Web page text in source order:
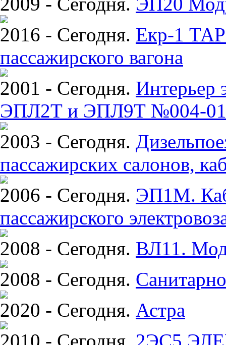
2016 - Сегодня. Екр-1
пассажирского вагона
2001 - Сегодня. Интерьер
ЭПЛ2Т и ЭПЛ9Т №004-
2003 - Сегодня.
пассажирских салонов,
2006 - Сегодня. ЭП1М.
пассажирского
2008 - Сегодня. ВЛ11.
2008 - Сегодня.
2020 - Сегодня. Астра